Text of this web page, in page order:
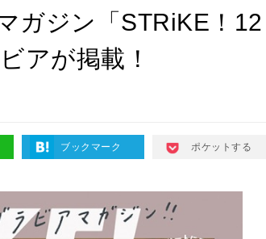
ガジン「STRiKE！12
アが掲載！
ブックマーク ポケットする